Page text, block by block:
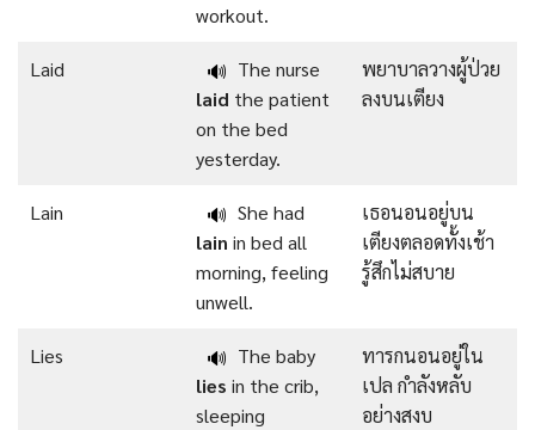
workout.
Laid 🔊 The nurse
laid the patient
on the bed
yesterday.
พยาบาลวางผู้ป่วย
ลงบนเตียง
Lain 🔊 She had
lain in bed all
morning, feeling
unwell.
เธอนอนอยู่บน
เตียงตลอดทั้งเช้า
รู้สึกไม่สบาย
Lies 🔊 The baby
lies in the crib,
sleeping
ทารกนอนอยู่ใน
เปล กำลังหลับ
อย่างสงบ